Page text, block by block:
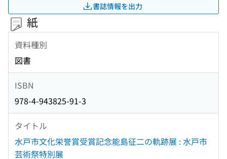
書誌情報を出力
紙
資料種別
図書
ISBN
978-4-943825-91-3
タイトル
水戸市文化栄誉賞受賞記念能島征二の軌跡展 : 水戸市
芸術祭特別展